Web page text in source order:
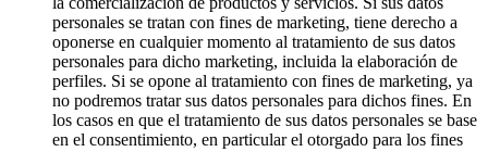
personales se tratan con fines de marketing, tiene derecho a
oponerse en cualquier momento al tratamiento de sus datos
personales para dicho marketing, incluida la elaboración de
perfiles. Si se opone al tratamiento con fines de marketing, ya
no podremos tratar sus datos personales para dichos fines. En
los casos en que el tratamiento de sus datos personales se base
en el consentimiento, en particular el otorgado para los fines